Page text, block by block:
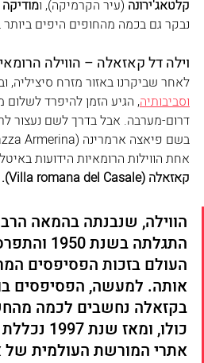
קלטאג'ירונה (עיר הקרמיקה), ומודיקה
נבקר גם בכמה מהחופים היפים ביותר
וילה דל קאזאלה – הווילה
לאחר שביקרנו באזור מזרח סיציליה,
וסביבותיה, הגיע הזמן להיפרד
דרום-מערבה. אבל בדרך לשם נעצור
אחת הווילות הרומאיות הידועות
קאזאלה (Villa romana del Casale).
הווילה, שנבנתה בהמאה
התגלתה
העולם בזכות הפסיפסים
אותה. למעשה, הפסיפסים
בקזאלה נחשבים לכמה
כולו, ומאז
אתרי המורשת העולמית של